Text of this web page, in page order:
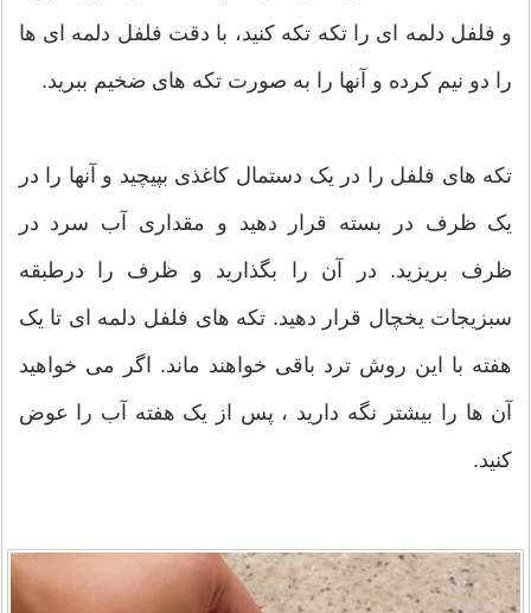
و فلفل دلمه ای را تکه تکه کنید، با دقت فلفل دلمه ای ها
را دو نیم کرده و آنها را به صورت تکه های ضخیم ببرید.
تکه های فلفل را در یک دستمال کاغذی بپیچید و آنها را در
یک ظرف در بسته قرار دهید و مقداری آب سرد در
ظرف بریزید. در آن را بگذارید و ظرف را درطبقه
سبزیجات یخچال قرار دهید. تکه های فلفل دلمه ای تا یک
هفته با این روش ترد باقی خواهند ماند. اگر می خواهید
آن ها را بیشتر نگه دارید ، پس از یک هفته آب را عوض
کنید.